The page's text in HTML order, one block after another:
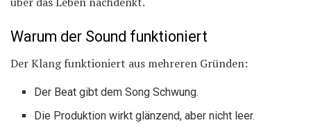
Warum der Sound funktioniert
Der Klang funktioniert aus mehreren Gründen:
Der Beat gibt dem Song Schwung.
Die Produktion wirkt glänzend, aber nicht leer.